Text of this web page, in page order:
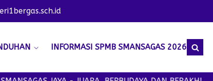
INFORMASI SPMB SMANSAGAS 2026